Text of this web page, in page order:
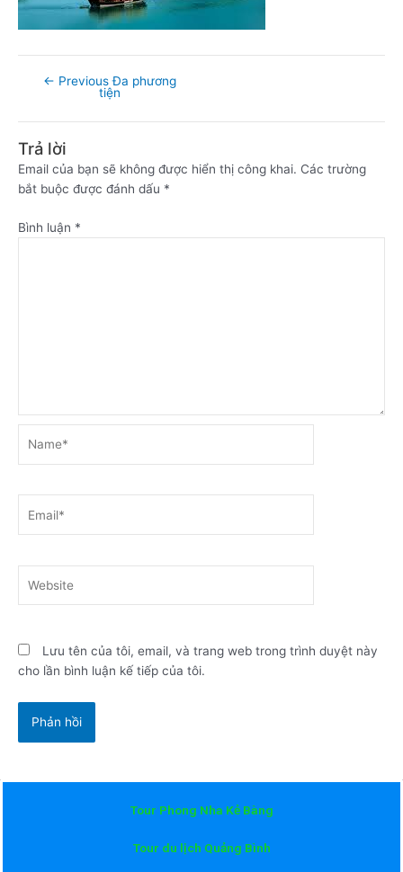
← Previous Đa phương
tiện
Trả lời
Email của bạn sẽ không được hiển thị công khai. Các trường
bắt buộc được đánh dấu *
Bình luận *
Lưu tên của tôi, email, và trang web trong trình duyệt này
cho lần bình luận kế tiếp của tôi.
Tour Phong Nha Kẻ Bàng
Tour du lịch Quảng Bình